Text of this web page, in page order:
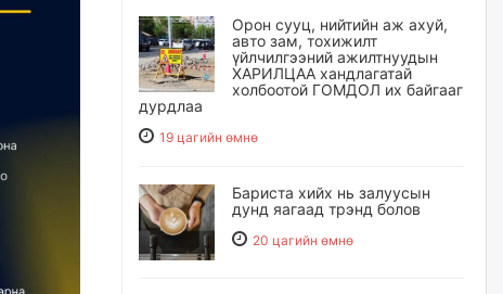
Орон сууц, нийтийн аж ахуй,
авто зам, тохижилт
үйлчилгээний ажилтнуудын
ХАРИЛЦАА хандлагатай
холбоотой ГОМДОЛ их байгааг
дурдлаа
19 цагийн өмнө
Бариста хийх нь залуусын
дунд яагаад трэнд болов
20 цагийн өмнө